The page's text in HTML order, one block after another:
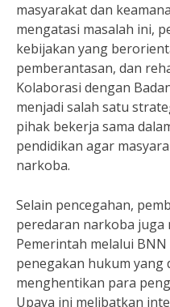
masyarakat dan
mengatasi masalah ini,
kebijakan yang
pemberantasan, dan
Kolaborasi dengan
menjadi salah satu
pihak bekerja sama
pendidikan agar
narkoba.
Selain pencegahan,
peredaran narkoba juga
Pemerintah melalui
penegakan hukum
menghentikan para
Upaya ini melibatkan